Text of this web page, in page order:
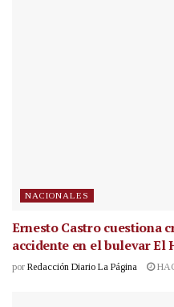
NACIONALES
Ernesto Castro cuestiona
accidente en el bulevar El
por Redacción Diario La Página